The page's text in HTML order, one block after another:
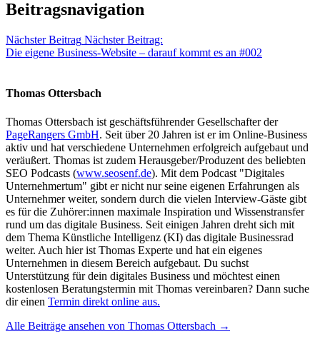
Beitragsnavigation
Nächster Beitrag Nächster Beitrag:
Die eigene Business-Website – darauf kommt es an #002
Thomas Ottersbach
Thomas Ottersbach ist geschäftsführender Gesellschafter der
PageRangers GmbH. Seit über 20 Jahren ist er im Online-Business
aktiv und hat verschiedene Unternehmen erfolgreich aufgebaut und
veräußert. Thomas ist zudem Herausgeber/Produzent des beliebten
SEO Podcasts (www.seosenf.de). Mit dem Podcast "Digitales
Unternehmertum" gibt er nicht nur seine eigenen Erfahrungen als
Unternehmer weiter, sondern durch die vielen Interview-Gäste gibt
es für die Zuhörer:innen maximale Inspiration und Wissenstransfer
rund um das digitale Business. Seit einigen Jahren dreht sich mit
dem Thema Künstliche Intelligenz (KI) das digitale Businessrad
weiter. Auch hier ist Thomas Experte und hat ein eigenes
Unternehmen in diesem Bereich aufgebaut. Du suchst
Unterstützung für dein digitales Business und möchtest einen
kostenlosen Beratungstermin mit Thomas vereinbaren? Dann suche
dir einen Termin direkt online aus.
Alle Beiträge ansehen von Thomas Ottersbach →